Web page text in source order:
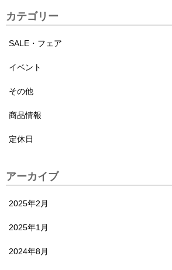
カテゴリー
SALE・フェア
イベント
その他
商品情報
定休日
アーカイブ
2025年2月
2025年1月
2024年8月